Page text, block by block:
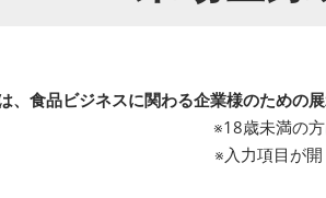
、食品ビジネスに関わる企業様のための
※18歳未満の方
※入力項目が開